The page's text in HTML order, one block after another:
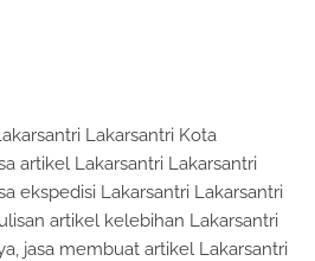
Lakarsantri Kota
artikel Lakarsantri Lakarsantri
ekspedisi Lakarsantri Lakarsantri
artikel kelebihan Lakarsantri
jasa membuat artikel Lakarsantri